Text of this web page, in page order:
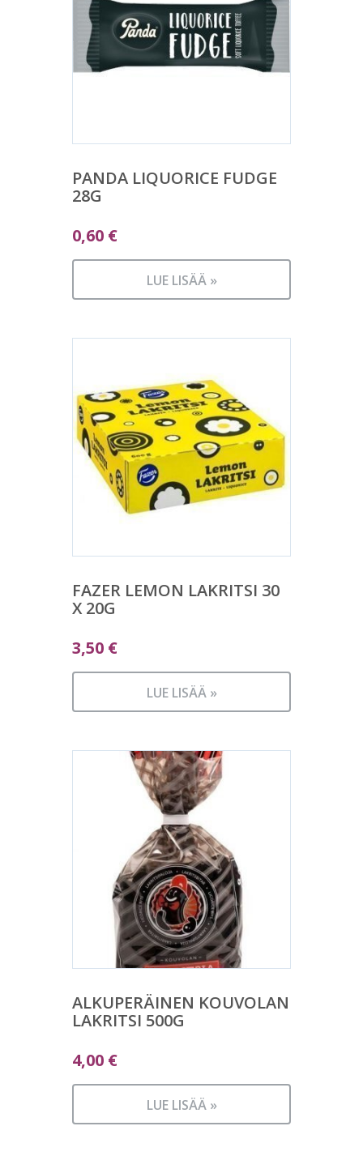
PANDA LIQUORICE FUDGE
28G
0,60 €
LUE LISÄÄ »
FAZER LEMON LAKRITSI 30
X 20G
3,50 €
LUE LISÄÄ »
ALKUPERÄINEN KOUVOLAN
LAKRITSI 500G
4,00 €
LUE LISÄÄ »